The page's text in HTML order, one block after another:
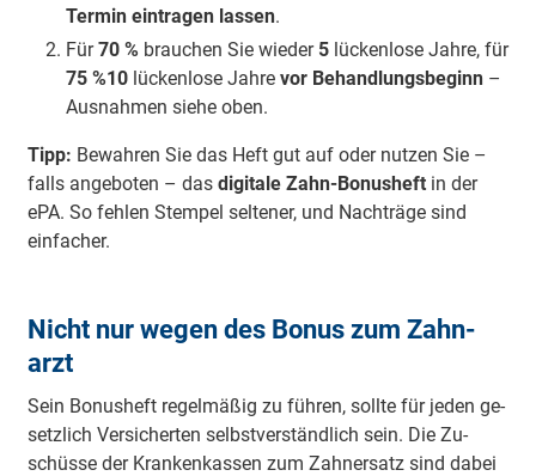
Termin eintragen lassen.
Für70 % brauchen Sie wieder 5lückenlose Jahre, für
75 %10lückenlose Jahre vor Behandlungsbeginn–
Ausnahmen siehe oben.
Tipp: Bewahren Sie das Heft gut auf oder nutzen Sie –
falls angeboten – das digitale Zahn-Bonusheftin der
ePA. So fehlen Stempel seltener, und Nachträge sind
einfacher.
Nicht nur wegen des Bon­us zum Zahn­
arzt
Sein Bon­us­heft re­gel­mä­ßig zu füh­ren, soll­te für je­den ge­
setz­lich Ver­sich­er­ten selbst­ver­ständ­lich sein. Die Zu­
schüs­se der Krank­en­kassen zum Zahn­ersatz sind da­bei